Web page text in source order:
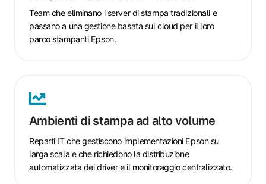
Team che eliminano i server di stampa tradizionali e
passano a una gestione basata sul cloud per il loro
parco stampanti Epson.
Ambienti di stampa ad alto volume
Reparti IT che gestiscono implementazioni Epson su
larga scala e che richiedono la distribuzione
automatizzata dei driver e il monitoraggio centralizzato.
alto
volume